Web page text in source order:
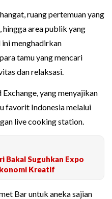
ruang pertemuan yang
area publik yang
menghadirkan
tamu yang mencari
dan relaksasi.
yang menyajikan
favorit Indonesia melalui
live cooking station.
Bakal Suguhkan Expo
Kreatif
Bar untuk aneka sajian